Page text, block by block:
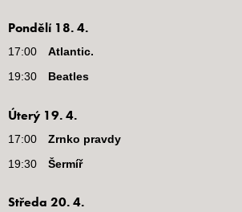
Pondělí 18. 4.
17:00 Atlantic.
19:30
Beatles
Úterý 19. 4.
17:00 Zrnko pravdy
19:30
Šermíř
Středa 20. 4.